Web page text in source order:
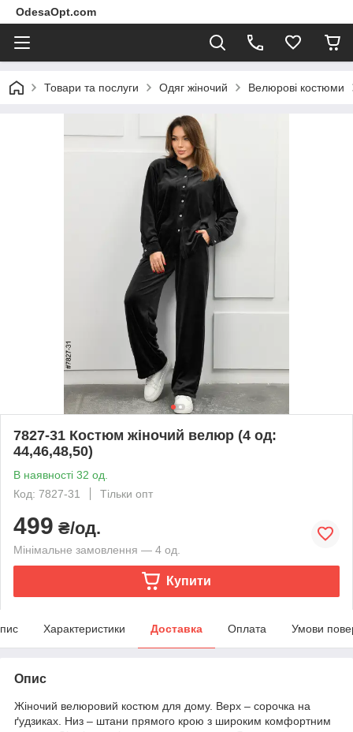
OdesaOpt.com
Товари та послуги Одяг жіночий Велюрові костюми
7827-31 Костюм жіночий велюр (4 од:
44,46,48,50)
В наявності 32 од.
Код: 7827-31
Тільки опт
499 ₴/од.
Мінімальне замовлення — 4 од.
Купити
Характеристики Доставка Оплата Умови
Опис
Жіночий велюровий костюм для дому. Верх – сорочка на
ґудзиках. Низ – штани прямого крою з широким комфортним